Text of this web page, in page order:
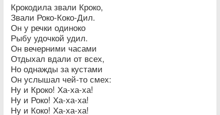
Крокодила звали Кроко,
Звали Роко-Коко-Дил.
Он у речки одиноко
Рыбу удочкой удил.
Он вечерними часами
Отдыхал вдали от всех,
Но однажды за кустами
Он услышал чей-то смех:
Ну и Кроко! Ха-ха-ха!
Ну и Роко! Ха-ха-ха!
Ну и Коко! Ха-ха-ха!